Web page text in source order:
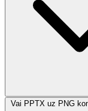
Vai PPTX uz PNG